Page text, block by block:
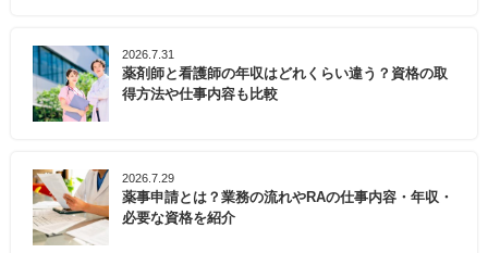
2026.7.31
薬剤師と看護師の年収はどれくらい違う？資格の取
得方法や仕事内容も比較
2026.7.29
薬事申請とは？業務の流れやRAの仕事内容・年収・
必要な資格を紹介